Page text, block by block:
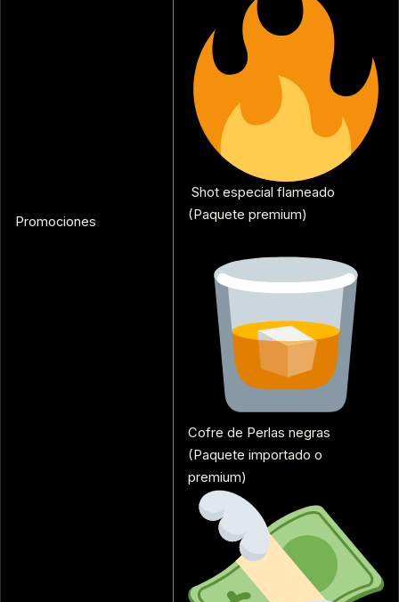
Promociones
Shot especial flameado
(Paquete premium)
Cofre de Perlas negras
(Paquete importado o
premium)